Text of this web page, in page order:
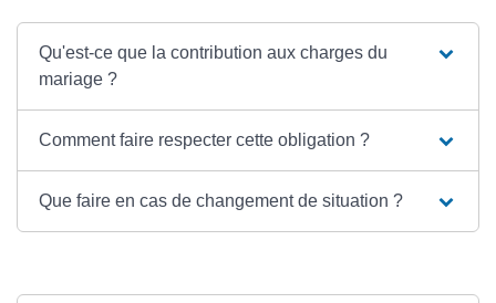
Qu'est-ce que la contribution aux charges du
mariage ?
Comment faire respecter cette obligation ?
Que faire en cas de changement de situation ?